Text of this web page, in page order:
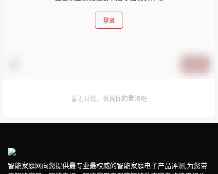
登录
暂无讨论，说说你的看法吧
智能家庭网向您提供最专业最权威的智能家庭电子产品评测,为您带